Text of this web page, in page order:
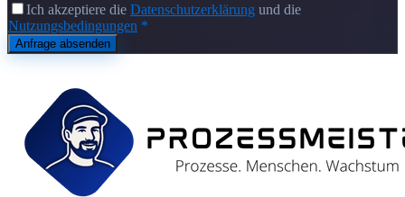
Ich akzeptiere die Datenschutzerklärung und die
Nutzungsbedingungen *
Anfrage absenden